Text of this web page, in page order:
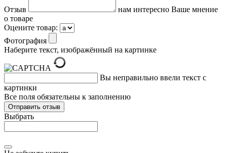
Отзыв
нам интересно Ваше мнение
о товаре
Оцените товар:
Фотография
Наберите текст, изображённый на картинке
Вы неправильно ввели текст с
картинки
Все поля обязательны к заполнению
Выбрать